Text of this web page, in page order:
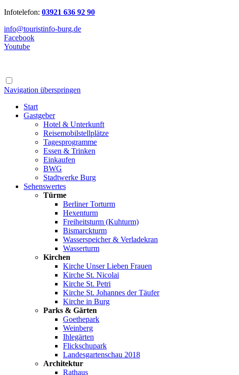
Infotelefon: 03921 636 92 90
info@touristinfo-burg.de
Facebook
Youtube
Navigation überspringen
Start
Gastgeber
Hotel & Unterkunft
Reisemobilstellplätze
Tagesprogramme
Essen & Trinken
Einkaufen
BWG
Stadtwerke Burg
Sehenswertes
Türme
Berliner Torturm
Hexenturm
Freiheitsturm (Kuhturm)
Bismarckturm
Wasserspeicher & Verladekran
Wasserturm
Kirchen
Kirche Unser Lieben Frauen
Kirche St. Nicolai
Kirche St. Petri
Kirche St. Johannes der Täufer
Kirche in Burg
Parks & Gärten
Goethepark
Weinberg
Ihlegärten
Flickschupark
Landesgartenschau 2018
Architektur
Rathaus